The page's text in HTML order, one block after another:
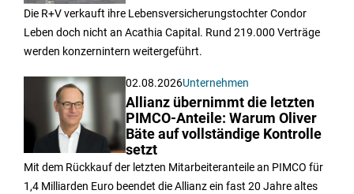
Die R+V verkauft ihre Lebensversicherungstochter Condor
Leben doch nicht an Acathia Capital. Rund 219.000 Verträge
werden konzernintern weitergeführt.
02.08.2026Unternehmen
Allianz übernimmt die letzten
PIMCO-Anteile: Warum Oliver
Bäte auf vollständige Kontrolle
setzt
Mit dem Rückkauf der letzten Mitarbeiteranteile an PIMCO für
1,4 Milliarden Euro beendet die Allianz ein fast 20 Jahre altes